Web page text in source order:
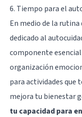
6. Tiempo para el
En medio de la
dedicado al
componente
organización
para actividades que
mejora tu bienestar
tu capacidad para